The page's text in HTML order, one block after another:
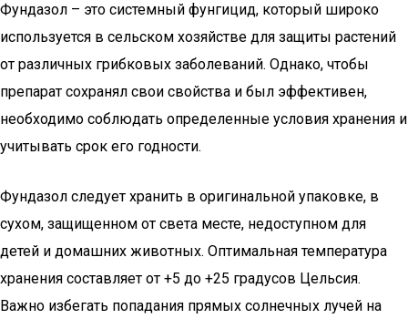
Фундазол – это системный фунгицид, который широко
используется в сельском хозяйстве для защиты растений
от различных грибковых заболеваний. Однако, чтобы
препарат сохранял свои свойства и был эффективен,
необходимо соблюдать определенные условия хранения и
учитывать срок его годности.
Фундазол следует хранить в оригинальной упаковке, в
сухом, защищенном от света месте, недоступном для
детей и домашних животных. Оптимальная температура
хранения составляет от +5 до +25 градусов Цельсия.
Важно избегать попадания прямых солнечных лучей на